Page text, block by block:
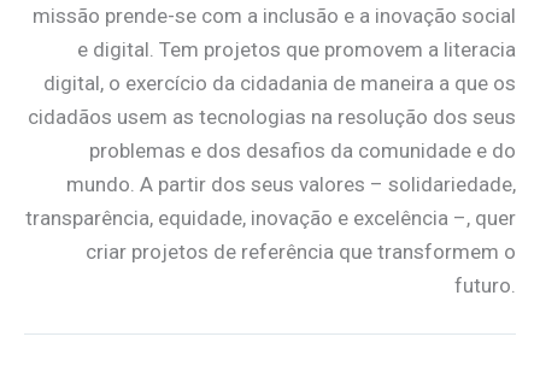
missão prende-se com a inclusão e a inovação social
e digital. Tem projetos que promovem a literacia
digital, o exercício da cidadania de maneira a que os
cidadãos usem as tecnologias na resolução dos seus
problemas e dos desafios da comunidade e do
mundo. A partir dos seus valores – solidariedade,
transparência, equidade, inovação e excelência –, quer
criar projetos de referência que transformem o
futuro.